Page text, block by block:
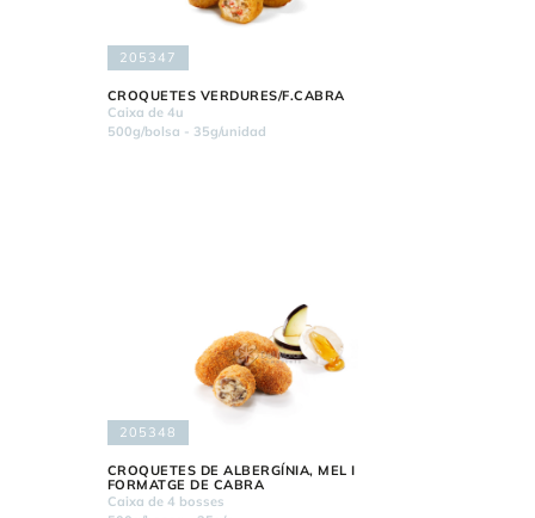
205347
CROQUETES VERDURES/F.CABRA
Caixa de 4u
500g/bolsa - 35g/unidad
205348
CROQUETES DE ALBERGÍNIA, MEL I
FORMATGE DE CABRA
Caixa de 4 bosses